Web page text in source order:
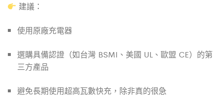
建議：
使用原廠充電器
選購具備認證（如台灣 BSMI、美國 UL、歐盟 CE）的第
三方產品
避免長期使用超高瓦數快充，除非真的很急